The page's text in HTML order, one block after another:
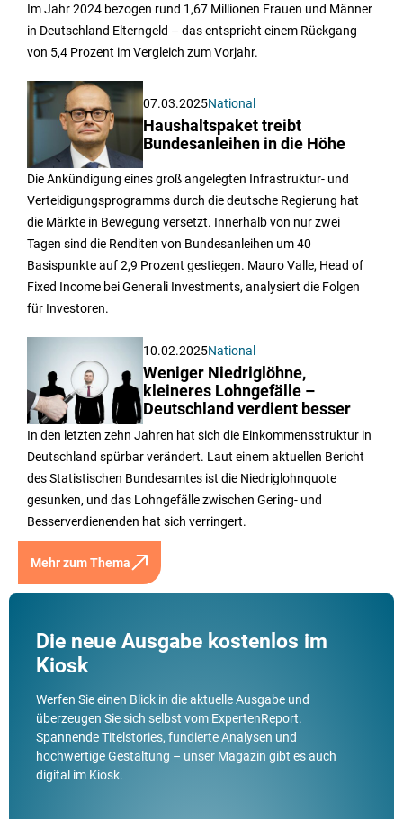
Im Jahr 2024 bezogen rund 1,67 Millionen Frauen und Männer
in Deutschland Elterngeld – das entspricht einem Rückgang
von 5,4 Prozent im Vergleich zum Vorjahr.
07.03.2025National
Haushaltspaket treibt
Bundesanleihen in die Höhe
Die Ankündigung eines groß angelegten Infrastruktur- und
Verteidigungsprogramms durch die deutsche Regierung hat
die Märkte in Bewegung versetzt. Innerhalb von nur zwei
Tagen sind die Renditen von Bundesanleihen um 40
Basispunkte auf 2,9 Prozent gestiegen. Mauro Valle, Head of
Fixed Income bei Generali Investments, analysiert die Folgen
für Investoren.
10.02.2025National
Weniger Niedriglöhne,
kleineres Lohngefälle –
Deutschland verdient besser
In den letzten zehn Jahren hat sich die Einkommensstruktur in
Deutschland spürbar verändert. Laut einem aktuellen Bericht
des Statistischen Bundesamtes ist die Niedriglohnquote
gesunken, und das Lohngefälle zwischen Gering- und
Besserverdienenden hat sich verringert.
Mehr zum Thema
Die neue Ausgabe kostenlos im
Kiosk
Werfen Sie einen Blick in die aktuelle Ausgabe und
überzeugen Sie sich selbst vom ExpertenReport.
Spannende Titelstories, fundierte Analysen und
hochwertige Gestaltung – unser Magazin gibt es auch
digital im Kiosk.